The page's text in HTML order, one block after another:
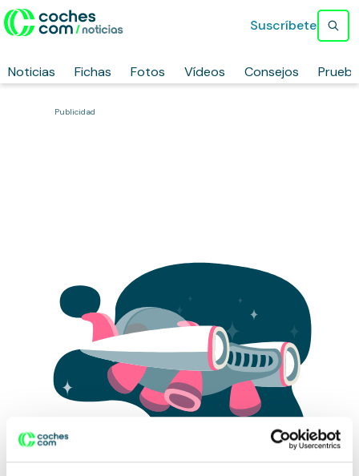
Noticias Fichas Fotos Vídeos Consejos
Suscríbete
Publicidad